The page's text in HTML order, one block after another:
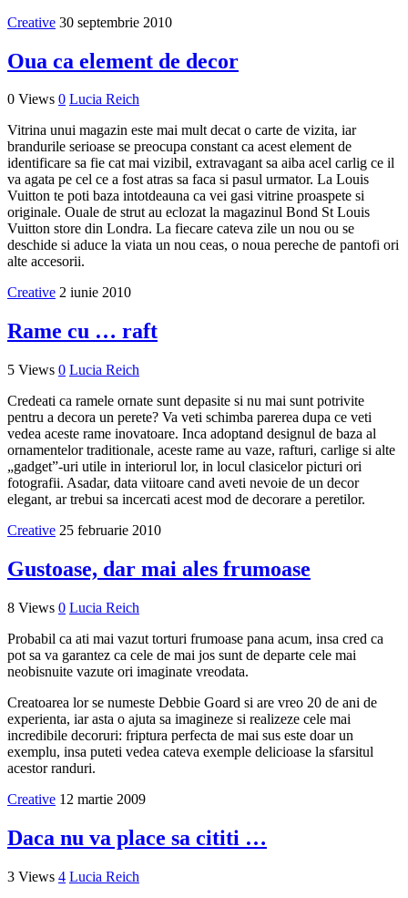
Creative 30 septembrie 2010
Oua ca element de decor
0 Views 0 Lucia Reich
Vitrina unui magazin este mai mult decat o carte de vizita, iar
brandurile serioase se preocupa constant ca acest element de
identificare sa fie cat mai vizibil, extravagant sa aiba acel carlig ce il
va agata pe cel ce a fost atras sa faca si pasul urmator. La Louis
Vuitton te poti baza intotdeauna ca vei gasi vitrine proaspete si
originale. Ouale de strut au eclozat la magazinul Bond St Louis
Vuitton store din Londra. La fiecare cateva zile un nou ou se
deschide si aduce la viata un nou ceas, o noua pereche de pantofi ori
alte accesorii.
Creative 2 iunie 2010
Rame cu … raft
5 Views 0 Lucia Reich
Credeati ca ramele ornate sunt depasite si nu mai sunt potrivite
pentru a decora un perete? Va veti schimba parerea dupa ce veti
vedea aceste rame inovatoare. Inca adoptand designul de baza al
ornamentelor traditionale, aceste rame au vaze, rafturi, carlige si alte
„gadget”-uri utile in interiorul lor, in locul clasicelor picturi ori
fotografii. Asadar, data viitoare cand aveti nevoie de un decor
elegant, ar trebui sa incercati acest mod de decorare a peretilor.
Creative 25 februarie 2010
Gustoase, dar mai ales frumoase
8 Views 0 Lucia Reich
Probabil ca ati mai vazut torturi frumoase pana acum, insa cred ca
pot sa va garantez ca cele de mai jos sunt de departe cele mai
neobisnuite vazute ori imaginate vreodata.
Creatoarea lor se numeste Debbie Goard si are vreo 20 de ani de
experienta, iar asta o ajuta sa imagineze si realizeze cele mai
incredibile decoruri: friptura perfecta de mai sus este doar un
exemplu, insa puteti vedea cateva exemple delicioase la sfarsitul
acestor randuri.
Creative 12 martie 2009
Daca nu va place sa cititi …
3 Views 4 Lucia Reich